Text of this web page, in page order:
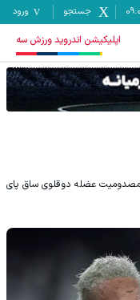
جستجو ورود
اپلیکیشن اندروید ورزش سه
مصدومیت عضله دوقلوی ساق پای